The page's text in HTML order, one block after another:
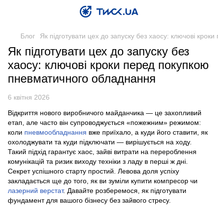
Блог Як підготувати цех до запуску без хаосу: ключові
Як підготувати цех до запуску без
хаосу: ключові кроки перед покупкою
пневматичного обладнання
6 квітня 2026
Відкриття нового виробничого майданчика — це захопливий
етап, але часто він супроводжується «пожежним» режимом:
коли пневмообладнання вже приїхало, а куди його ставити, як
охолоджувати та куди підключати — вирішується на ходу.
Такий підхід гарантує хаос, зайві витрати на перероблення
комунікацій та ризик виходу техніки з ладу в перші ж дні.
Секрет успішного старту простий. Левова доля успіху
закладається ще до того, як ви зуміли купити компресор чи
лазерний верстат. Давайте розберемося, як підготувати
фундамент для вашого бізнесу без зайвого стресу.